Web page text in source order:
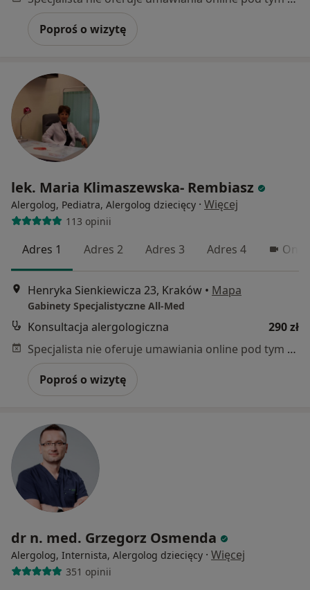
Poproś o wizytę
lek. Maria Klimaszewska- Rembiasz
Alergolog, Pediatra, Alergolog dziecięcy · Więcej
113 opinii
Adres 1 Adres 2 Adres 3 Adres 4
Henryka Sienkiewicza 23, Kraków • Mapa
Gabinety Specjalistyczne All-Med
Konsultacja alergologiczna
290 zł
Specjalista nie oferuje umawiania online pod tym adresem.
Poproś o wizytę
dr n. med. Grzegorz Osmenda
Alergolog, Internista, Alergolog dziecięcy · Więcej
351 opinii